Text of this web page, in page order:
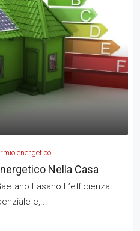
energetico
Nella Casa
Fasano L’efficienza
e,...